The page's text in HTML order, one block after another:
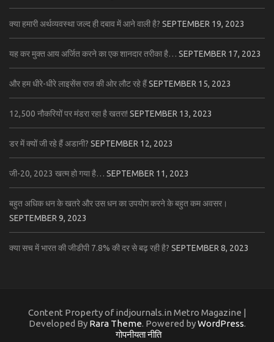
क्या हमारी अर्थव्यवस्था जल्द ही दबाव में आने वाली है? SEPTEMBER 19, 2023
यह कर मुक्त आय अर्जित करने का एक शानदार तरीका है… SEPTEMBER 17, 2023
और हम धीरे-धीरे लाइसेंस राज की ओर लौट रहे हैंSEPTEMBER 15, 2023
12,500 नौकरियों पर मंडरा रहा है खतरा! SEPTEMBER 13, 2023
डर में क्यों जी रहे हैं अडानी? SEPTEMBER 12, 2023
जी-20, 2023 खत्म हो गया है… SEPTEMBER 11, 2023
बहुत अधिक धन के खतरे और उस धन का उपयोग करने के बहुत कम अवसर।
SEPTEMBER 9, 2023
क्या सच में भारत की जीडीपी 7.8% की दर से बढ़ रही है? SEPTEMBER 8, 2023
Content Property of indjournals.in Metro Magazine |
Developed By Rara Theme. Powered byWordPress.
गोपनीयता नीति